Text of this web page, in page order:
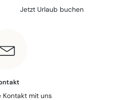
Jetzt Urlaub buchen
Kontakt mit uns